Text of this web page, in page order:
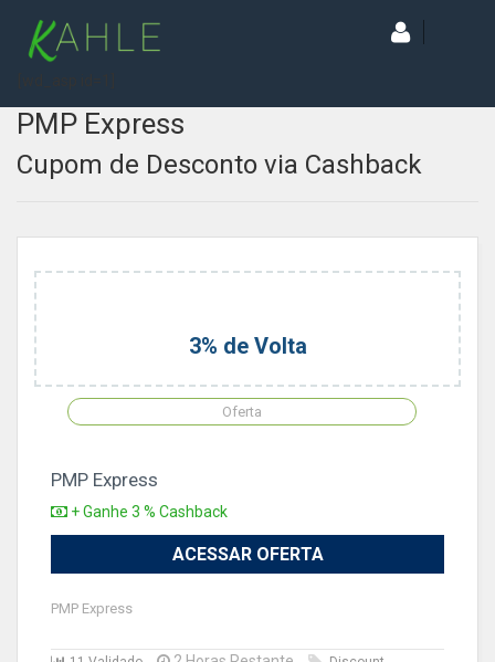
PMP Express
Cupom de Desconto via Cashback
3% de Volta
Oferta
PMP Express
+ Ganhe 3 % Cashback
ACESSAR OFERTA
PMP Express